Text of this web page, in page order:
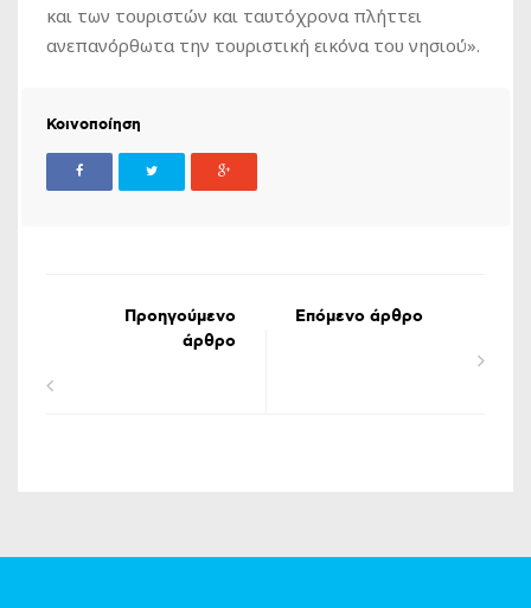
και των τουριστών και ταυτόχρονα πλήττει
ανεπανόρθωτα την τουριστική εικόνα του νησιού».
Κοινοποίηση
Προηγούμενο
άρθρο
Επόμενο άρθρο